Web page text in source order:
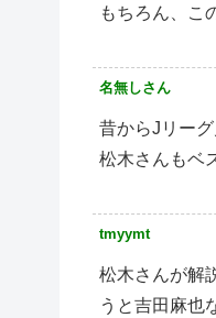
もちろん、こ
名無しさん
昔からJリー
松木さんもベ
tmyymt
松木さんが解
うと吉田麻也